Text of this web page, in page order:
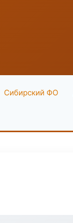
Сибирский ФО